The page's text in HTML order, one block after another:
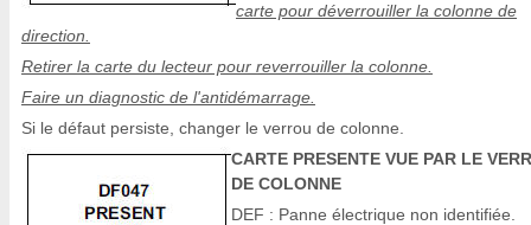
carte pour déverrouiller la colonne de
direction.
Retirer la carte du lecteur pour reverrouiller la colonne.
Faire un diagnostic de l'antidémarrage.
Si le défaut persiste, changer le verrou de colonne.
CARTE PRESENTE VUE PAR LE
DE COLONNE
DEF : Panne électrique non identifiée.